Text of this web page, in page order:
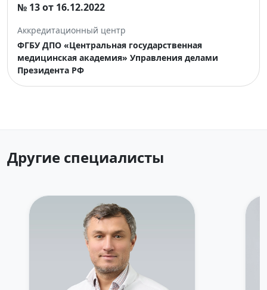
№ 13 от 16.12.2022
Аккредитационный центр
ФГБУ ДПО «Центральная государственная
медицинская академия» Управления делами
Президента РФ
Другие специалисты